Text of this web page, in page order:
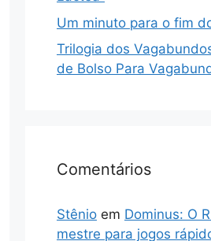
Um minuto para o fim
Trilogia dos
de Bolso Para
Comentários
Stênio em Dominus: O
mestre para jogos